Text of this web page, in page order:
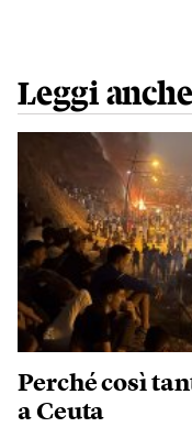
Leggi anche
Perché così
a Ceuta